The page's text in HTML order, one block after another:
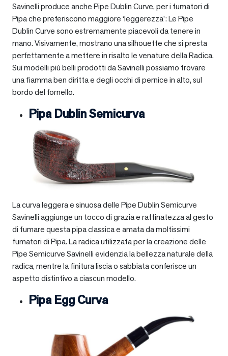
Savinelli produce anche Pipe Dublin Curve, per i fumatori di
Pipa che preferiscono maggiore ‘leggerezza’: Le Pipe
Dublin Curve sono estremamente piacevoli da tenere in
mano. Visivamente, mostrano una silhouette che si presta
perfettamente a mettere in risalto le venature della Radica.
Sui modelli più belli prodotti da Savinelli possiamo trovare
una fiamma ben diritta e degli occhi di pernice in alto, sul
bordo del fornello.
Pipa Dublin Semicurva
La curva leggera e sinuosa delle Pipe Dublin Semicurve
Savinelli aggiunge un tocco di grazia e raffinatezza al gesto
di fumare questa pipa classica e amata da moltissimi
fumatori di Pipa. La radica utilizzata per la creazione delle
Pipe Semicurve Savinelli evidenzia la bellezza naturale della
radica, mentre la finitura liscia o sabbiata conferisce un
aspetto distintivo a ciascun modello.
Pipa Egg Curva